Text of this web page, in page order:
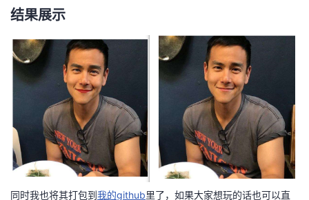
结果展示
同时我也将其打包到我的github里了，如果大家想玩的话也可以直